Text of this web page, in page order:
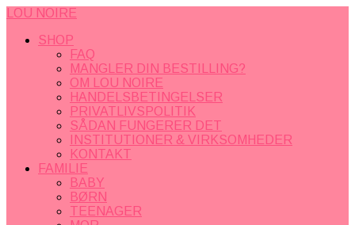
LOU NOIRE
SHOP
FAQ
MANGLER DIN BESTILLING?
OM LOU NOIRE
HANDELSBETINGELSER
PRIVATLIVSPOLITIK
SÅDAN FUNGERER DET
INSTITUTIONER & VIRKSOMHEDER
KONTAKT
FAMILIE
BABY
BØRN
TEENAGER